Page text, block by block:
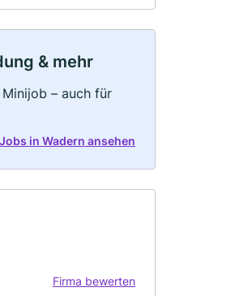
& mehr
– auch für
in Wadern ansehen
Firma bewerten